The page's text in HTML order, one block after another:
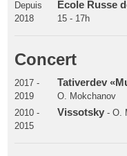
Depuis
2018
Ecole Russe
15 - 17h
Concert
2017 -
2019
Tativerdev
O. Mokchanov
2010 -
2015
Vissotsky - O.